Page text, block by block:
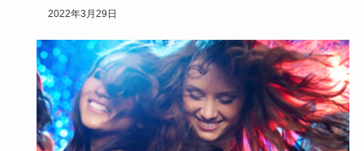
をしていけば…
2022年3月29日